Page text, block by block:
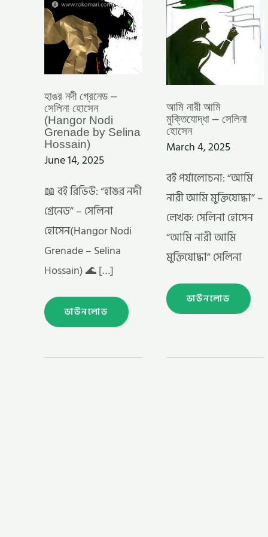
হাঙর নদী গ্রেনেড –
সেলিনা হোসেন
(Hangor Nodi
Grenade by Selina
Hossain)
June 14, 2025
📖 বই রিভিউ: “হাঙর নদী
গ্রেনেড” – সেলিনা
হোসেন(Hangor Nodi
Grenade – Selina
Hossain) 🌊 […]
GRENADE
BY
SELINA
HOSSAIN)
ডাউনলোড
আমি নারী আমি
মুক্তিযোদ্ধা – সেলিনা
হোসেন
March 4, 2025
বই পর্যালোচনা: “আমি
নারী আমি মুক্তিযোদ্ধা” –
লেখক: সেলিনা হোসেন
“আমি নারী আমি
মুক্তিযোদ্ধা” সেলিনা
ডাউনলোড